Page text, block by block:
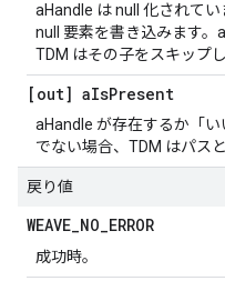
aHandle は null 化されて
null 要素を書き込みます。
TDM はその子をスキップし
[out] aIsPresent
aHandle が存在するか「
でない場合、TDM はパス
戻り値
WEAVE_NO_ERROR
成功時。